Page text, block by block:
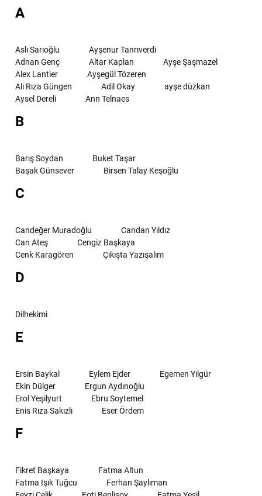
A
Aslı Sarıoğlu
Ayşenur Tanrıverdi
Adnan Genç
Altar Kaplan
Ayşe Şaşmazel
Alex Lantier
Ayşegül Tözeren
Ali Rıza Güngen
Adil Okay
ayşe düzkan
Aysel Dereli
Ann Telnaes
B
Barış Soydan
Buket Taşar
Başak Günsever
Birsen Talay Keşoğlu
C
Candeğer Muradoğlu
Candan Yıldız
Can Ateş
Cengiz Başkaya
Cenk Karagören
Çıkışta Yazışalım
D
Dilhekimi
E
Ersin Baykal Eylem Ejder
Egemen Yılgür
Ekin Dülger
Ergun Aydınoğlu
Erol Yeşilyurt
Ebru Soytemel
Enis Rıza Sakızlı
Eser Ördem
F
Fikret Başkaya
Fatma Altun
Fatma Işık Tuğcu
Ferhan Şaylıman